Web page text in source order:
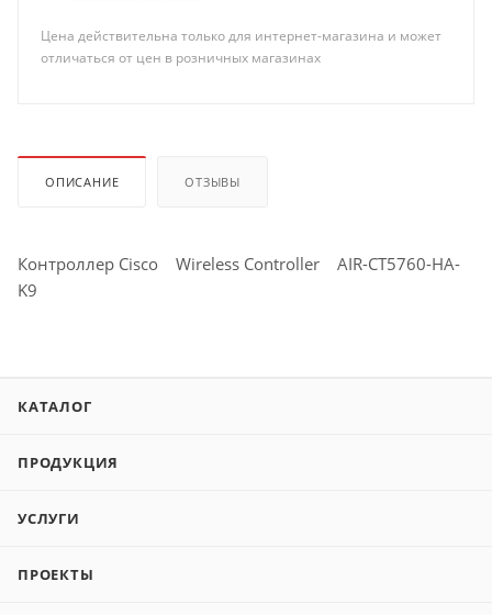
Цена действительна только для интернет-магазина и может
отличаться от цен в розничных магазинах
ОПИСАНИЕ ОТЗЫВЫ
Контроллер Cisco Wireless Controller AIR-CT5760-HA-
K9
КАТАЛОГ
ПРОДУКЦИЯ
УСЛУГИ
ПРОЕКТЫ